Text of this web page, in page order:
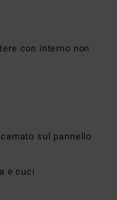
con interno non
sul pannello
e cuci